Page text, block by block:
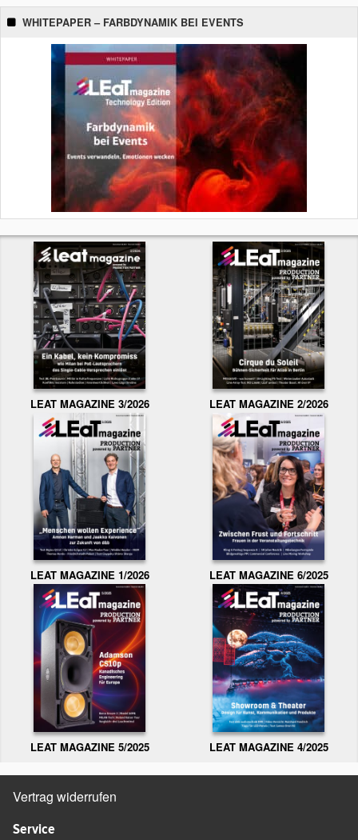
WHITEPAPER – FARBDYNAMIK BEI EVENTS
LEAT MAGAZINE 3/2026 LEAT MAGAZINE 2/2026
LEAT MAGAZINE 1/2026 LEAT MAGAZINE 6/2025
LEAT MAGAZINE 5/2025 LEAT MAGAZINE 4/2025
Vertrag widerrufen
Service